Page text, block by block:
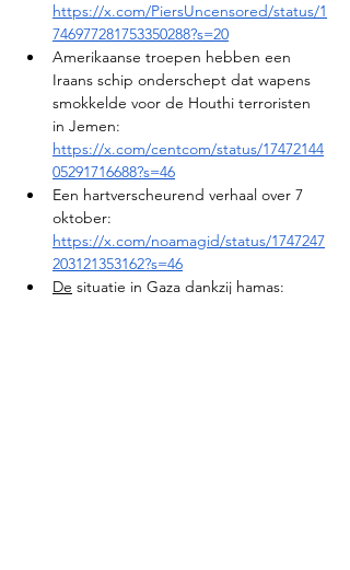
https://x.com/PiersUncensored/status/1
746977281753350288?s=20
Amerikaanse troepen hebben een
Iraans schip onderschept dat wapens
smokkelde voor de Houthi terroristen
in Jemen:
https://x.com/centcom/status/17472144
05291716688?s=46
Een hartverscheurend verhaal over 7
oktober:
https://x.com/noamagid/status/1747247
203121353162?s=46
De situatie in Gaza dankzij hamas: